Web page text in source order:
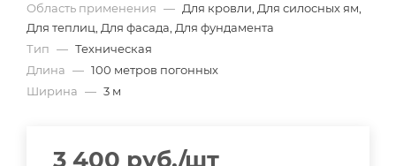
Область применения — Для кровли, Для силосных ям,
Для теплиц, Для фасада, Для фундамента
Тип — Техническая
Длина — 100 метров погонных
Ширина — 3 м
3 400 руб./шт